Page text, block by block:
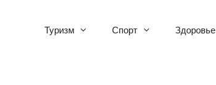
Туризм Спорт Здоровье